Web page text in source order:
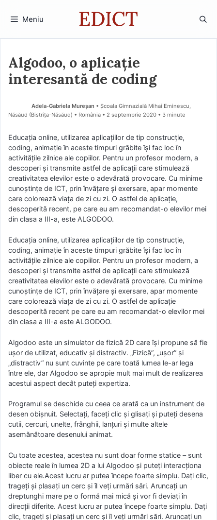
Meniu
Algodoo, o aplicație
interesantă de coding
Adela-Gabriela Mureșan • Școala Gimnazială Mihai Eminescu,
Năsăud (Bistriţa-Năsăud) • România
2 septembrie 2020 • 3 minute
Educația online, utilizarea aplicațiilor de tip construcție,
coding, animație în aceste timpuri grăbite își fac loc în
activitățile zilnice ale copiilor. Pentru un profesor modern, a
descoperi și transmite astfel de aplicații care stimulează
creativitatea elevilor este o adevărată provocare. Cu minime
cunoștințe de ICT, prin învățare și exersare, apar momente
care colorează viața de zi cu zi. O astfel de aplicație,
descoperită recent, pe care eu am recomandat-o elevilor mei
din clasa a III-a, este ALGODOO.
Educația online, utilizarea aplicațiilor de tip construcție,
coding, animație în aceste timpuri grăbite își fac loc în
activitățile zilnice ale copiilor. Pentru un profesor modern, a
descoperi și transmite astfel de aplicații care stimulează
creativitatea elevilor este o adevărată provocare. Cu minime
cunoștințe de ICT, prin învățare și exersare, apar momente
care colorează viața de zi cu zi. O astfel de aplicație
descoperită recent pe care eu am recomandat-o elevilor mei
din clasa a III-a este ALGODOO.
Algodoo este un simulator de fizică 2D care își propune să fie
ușor de utilizat, educativ și distractiv. „Fizică”, „ușor” și
„distractiv” nu sunt cuvinte pe care toată lumea le-ar lega
între ele, dar Algodoo se apropie mult mai mult de realizarea
acestui aspect decât puteți expertiza.
Programul se deschide cu ceea ce arată ca un instrument de
desen obișnuit. Selectați, faceți clic și glisați și puteți desena
cutii, cercuri, unelte, frânghii, lanțuri și multe altele
asemănătoare desenului animat.
Cu toate acestea, acestea nu sunt doar forme statice – sunt
obiecte reale în lumea 2D a lui Algodoo și puteți interacționa
liber cu ele.Acest lucru ar putea începe foarte simplu. Dați clic,
trageți și plasați un cerc și îl veți urmări sări. Aruncați un
dreptunghi mare pe o formă mai mică și vor fi deviați în
direcții diferite. Acest lucru ar putea începe foarte simplu. Dați
clic, trageți și plasați un cerc și îl veți urmări sări. Aruncați un